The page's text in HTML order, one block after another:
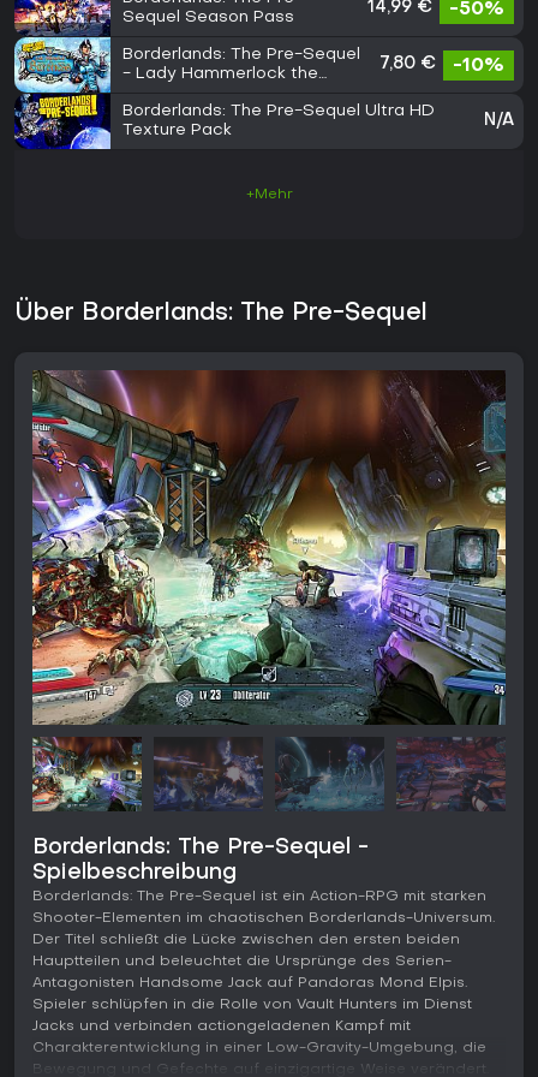
Sequel Season Pass
14,99 € -50%
Borderlands: The Pre-Sequel
- Lady Hammerlock the
7,80 € -10%
Borderlands: The Pre-Sequel Ultra HD
Texture Pack
N/A
+Mehr
Über Borderlands: The Pre-Sequel
Borderlands: The Pre-Sequel -
Spielbeschreibung
Borderlands: The Pre-Sequel ist ein Action-RPG mit starken
Shooter-Elementen im chaotischen Borderlands-Universum.
Der Titel schließt die Lücke zwischen den ersten beiden
Hauptteilen und beleuchtet die Ursprünge des Serien-
Antagonisten Handsome Jack auf Pandoras Mond Elpis.
Spieler schlüpfen in die Rolle von Vault Hunters im Dienst
Jacks und verbinden actiongeladenen Kampf mit
Charakterentwicklung in einer Low-Gravity-Umgebung, die
Bewegung und Gefechte auf einzigartige Weise verändert.